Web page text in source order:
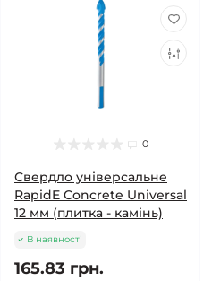
0
Свердло універсальне
RapidE Concrete Universal
12 мм (плитка - камінь)
В наявності
165.83 грн.